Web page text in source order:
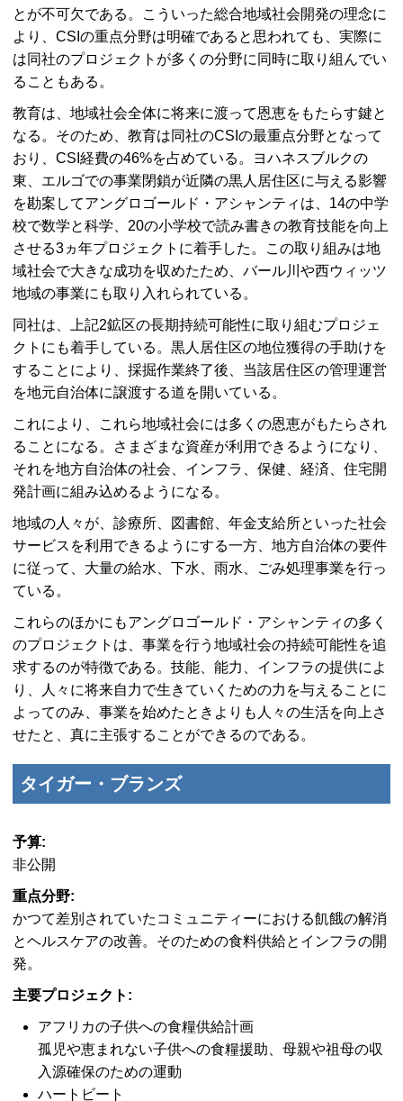
とが不可欠である。こういった総合地域社会開発の理念に
より、CSIの重点分野は明確であると思われても、実際に
は同社のプロジェクトが多くの分野に同時に取り組んでい
ることもある。
教育は、地域社会全体に将来に渡って恩恵をもたらす鍵と
なる。そのため、教育は同社のCSIの最重点分野となって
おり、CSI経費の46%を占めている。ヨハネスブルクの
東、エルゴでの事業閉鎖が近隣の黒人居住区に与える影響
を勘案してアングロゴールド・アシャンティは、14の中学
校で数学と科学、20の小学校で読み書きの教育技能を向上
させる3ヵ年プロジェクトに着手した。この取り組みは地
域社会で大きな成功を収めたため、バール川や西ウィッツ
地域の事業にも取り入れられている。
同社は、上記2鉱区の長期持続可能性に取り組むプロジェ
クトにも着手している。黒人居住区の地位獲得の手助けを
することにより、採掘作業終了後、当該居住区の管理運営
を地元自治体に譲渡する道を開いている。
これにより、これら地域社会には多くの恩恵がもたらされ
ることになる。さまざまな資産が利用できるようになり、
それを地方自治体の社会、インフラ、保健、経済、住宅開
発計画に組み込めるようになる。
地域の人々が、診療所、図書館、年金支給所といった社会
サービスを利用できるようにする一方、地方自治体の要件
に従って、大量の給水、下水、雨水、ごみ処理事業を行っ
ている。
これらのほかにもアングロゴールド・アシャンティの多く
のプロジェクトは、事業を行う地域社会の持続可能性を追
求するのが特徴である。技能、能力、インフラの提供によ
り、人々に将来自力で生きていくための力を与えることに
よってのみ、事業を始めたときよりも人々の生活を向上さ
せたと、真に主張することができるのである。
タイガー・ブランズ
予算:
非公開
重点分野:
かつて差別されていたコミュニティーにおける飢餓の解消
とヘルスケアの改善。そのための食料供給とインフラの開
発。
主要プロジェクト:
アフリカの子供への食糧供給計画
孤児や恵まれない子供への食糧援助、母親や祖母の収
入源確保のための運動
ハートビート